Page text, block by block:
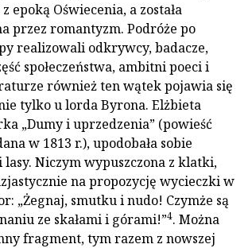
epoką Oświecenia, a została
przez romantyzm. Podróże po
realizowali odkrywcy, badacze,
społeczeństwa, ambitni poeci i
również ten wątek pojawia się
tylko u lorda Byrona. Elżbieta
„Dumy i uprzedzenia” (powieść
w 1813 r.), upodobała sobie
lasy. Niczym wypuszczona z klatki,
na propozycję wycieczki w
„Żegnaj, smutku i nudo! Czymże są
ze skałami i górami!”4. Można
fragment, tym razem z nowszej